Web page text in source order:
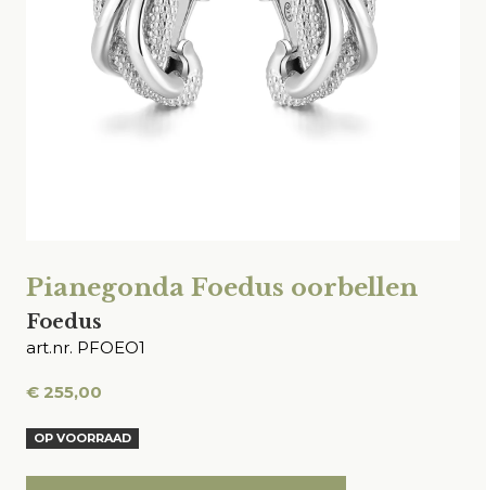
Pianegonda Foedus oorbellen
Foedus
art.nr. PFOEO1
€ 255,00
OP VOORRAAD